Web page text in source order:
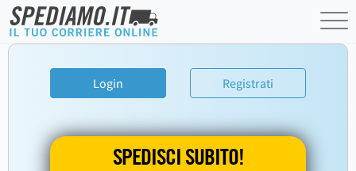
Login Registrati
SPEDISCI SUBITO!